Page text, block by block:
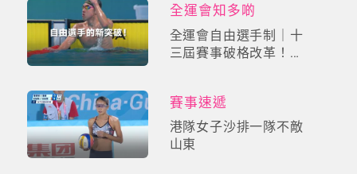
全運會知多啲
全運會自由選手制｜十
三屆賽事破格改革！
賽事速遞
港隊女子沙排一隊不敵
山東